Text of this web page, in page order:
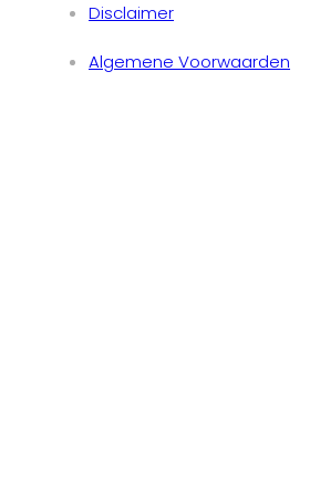
Disclaimer
Algemene Voorwaarden